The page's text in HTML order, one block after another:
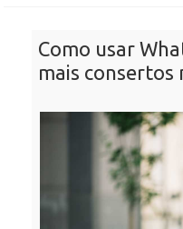
Como usar
mais consertos